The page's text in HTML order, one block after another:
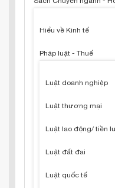
Hiểu về Kinh tế
Pháp luật - Thuế
Luật doanh nghiệp
Luật thương mại
Luật lao động/ tiền
Luật đất đai
Luật quốc tế